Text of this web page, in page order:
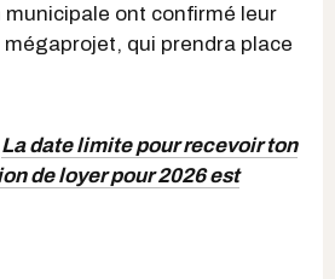
municipale ont confirmé leur
qui prendra place
La date limite pour recevoir ton
de loyer pour 2026 est